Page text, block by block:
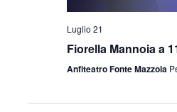
Luglio 21
Fiorella Mannoia a
Anfiteatro Fonte Mazzola